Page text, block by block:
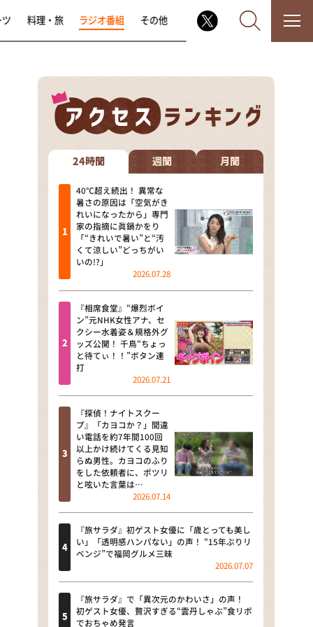
なるみ・岡村の過ぎるTV
相席食堂
これ余談なんですけど・・・
～人生密着トークバラエティ！
～ やすとものいたって真剣です
探偵！ナイトスクープ
news おかえり
河合＆A.B.C-Z塚田×福井アナ
「なんでやねん！？」（news お
かえり）
DAIGOも台所 ～きょうの献立 何
にする？～
本日はダイアンなり！シーズン２
朝だ！生です旅サラダ
教えて！ニュースライブ 正義の
ミカタ
ＬＩＦＥ～夢のカタチ～
新婚さんいらっしゃい！
ザキ山小屋本館
料理・旅 ラジオ番組 その他
24時間 週間 月間
40℃超え続出！ 異常な
暑さの原因は「空気がき
れいになったから」専門
家の指摘に眞鍋かをり
「“きれいで暑い”と“汚
くて涼しい”どっちがい
いの!?」
2026.07.28
『相席食堂』“爆烈ボイ
ン”元NHK女性アナ、セ
クシー水着姿＆規格外グ
ッズ公開！ 千鳥“ちょっ
と待てぃ！！”ボタン連
打
2026.07.21
『探偵！ナイトスクー
プ』「カヨコか？」間違
い電話を約7年間100回
以上かけ続けてくる見知
らぬ男性。カヨコのふり
をした依頼者に、ポツリ
と呟いた言葉は…
2026.07.14
『旅サラダ』初ゲスト女優に「歳とっても美し
い」「透明感ハンパない」の声！ “15年ぶりリ
ベンジ”で福岡グルメ三昧
2026.07.07
『旅サラダ』で「異次元のかわいさ」の声！
初ゲスト女優、贅沢すぎる“雲丹しゃぶ”食リポ
でおちゃめ発言